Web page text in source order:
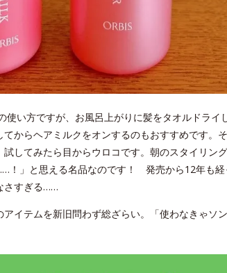
い方ですが、お風呂上がりに髪をタオルドライし
てからヘアミルクをオンするのもおすすめです。
してみたら目からウロコです。朝のスタイリン
！」と思える名品なのです！ 発売から12年も
さすぎる……
イテムを新旧問わず総ざらい。「使わなきゃソ